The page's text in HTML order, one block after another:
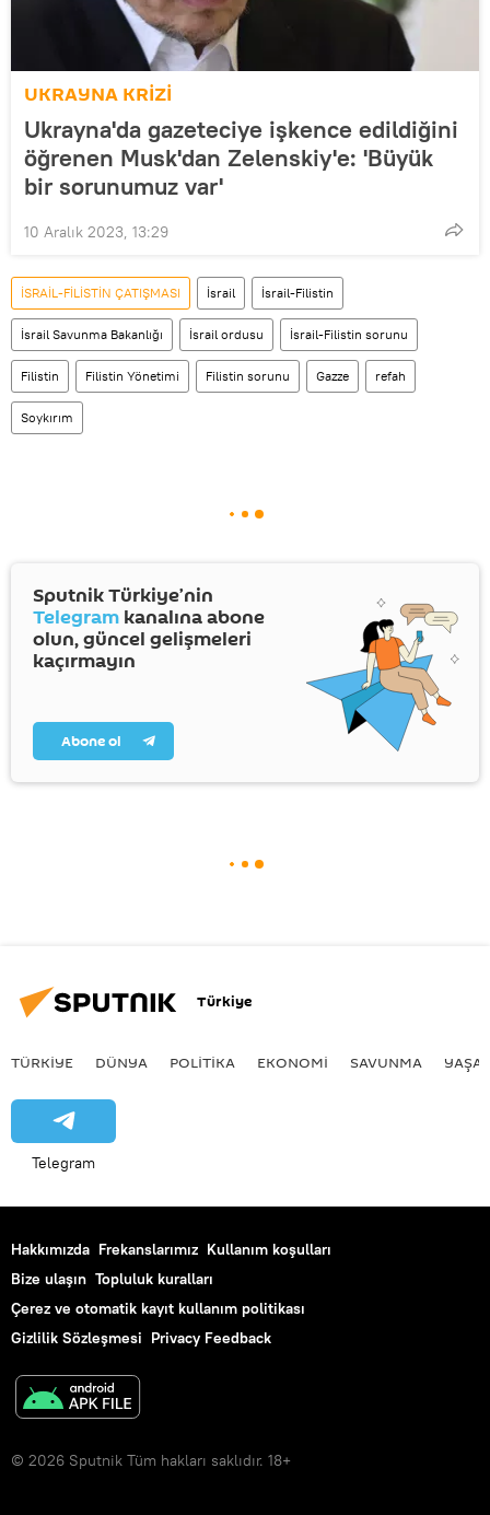
UKRAYNA KRİZİ
Ukrayna'da gazeteciye işkence edildiğini
öğrenen Musk'dan Zelenskiy'e: 'Büyük
bir sorunumuz var'
10 Aralık 2023, 13:29
İSRAİL-FİLİSTİN ÇATIŞMASI İsrail İsrail-Filistin
İsrail Savunma Bakanlığı İsrail ordusu İsrail-Filistin sorunu
Filistin Filistin Yönetimi Filistin sorunu Gazze refah
Soykırım
Sputnik Türkiye’nin
Telegram kanalına abone
olun, güncel gelişmeleri
kaçırmayın
Abone ol
Türkiye
TÜRKIYE DÜNYA POLİTİKA EKONOMİ SAVUNMA
Telegram
Hakkımızda Frekanslarımız Kullanım koşulları
Bize ulaşın Topluluk kuralları
Çerez ve otomatik kayıt kullanım politikası
Gizlilik Sözleşmesi Privacy Feedback
© 2026 Sputnik Tüm hakları saklıdır. 18+